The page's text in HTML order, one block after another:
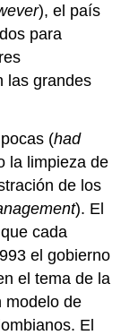
), el país
para
las grandes
(had
la limpieza de
de los
). El
cada
el gobierno
el tema de la
modelo de
El